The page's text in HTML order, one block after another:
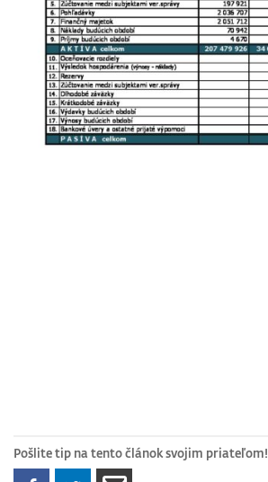
Pošlite tip na tento článok svojim priateľom!